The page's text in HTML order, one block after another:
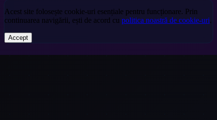
Acest site folosește cookie-uri esențiale pentru funcționare. Prin
continuarea navigării, ești de acord cu politica noastră de cookie-uri.
Accept